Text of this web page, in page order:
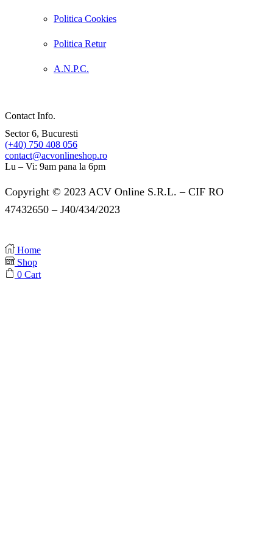
Politica Cookies
Politica Retur
A.N.P.C.
Contact Info.
Sector 6, Bucuresti
(+40) 750 408 056
contact@acvonlineshop.ro
Lu – Vi: 9am pana la 6pm
Copyright © 2023 ACV Online S.R.L. – CIF RO
47432650 – J40/434/2023
Home
Shop
0 Cart